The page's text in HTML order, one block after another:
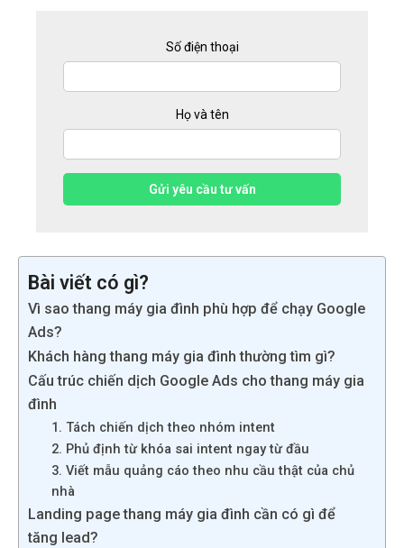
Số điện thoại
Họ và tên
Gửi yêu cầu tư vấn
Bài viết có gì?
Vì sao thang máy gia đình phù hợp để chạy Google
Ads?
Khách hàng thang máy gia đình thường tìm gì?
Cấu trúc chiến dịch Google Ads cho thang máy gia
đình
1. Tách chiến dịch theo nhóm intent
2. Phủ định từ khóa sai intent ngay từ đầu
3. Viết mẫu quảng cáo theo nhu cầu thật của chủ
nhà
Landing page thang máy gia đình cần có gì để
tăng lead?